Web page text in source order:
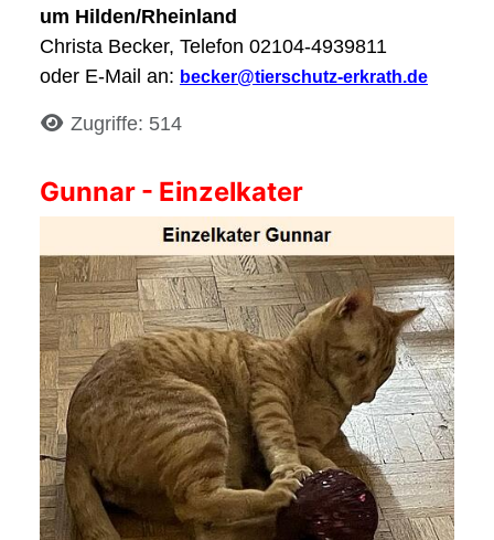
um Hilden/Rheinland
Christa Becker, Telefon 02104-4939811
oder E-Mail an: becker@tierschutz-erkrath.de
DetailsZugriffe: 514
Gunnar - Einzelkater